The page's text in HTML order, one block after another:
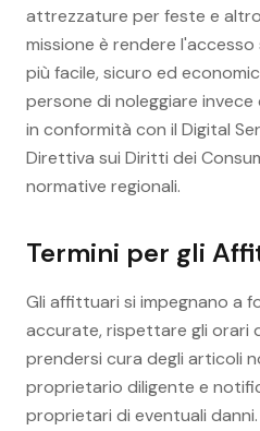
attrezzature per feste e
missione è rendere
più facile, sicuro ed
persone di noleggiare
in conformità con il Digital
Direttiva sui Diritti dei
normative regionali.
Termini per gli
Gli affittuari si impegnano a
accurate, rispettare gli orari
prendersi cura degli articoli
proprietario diligente e
proprietari di eventuali